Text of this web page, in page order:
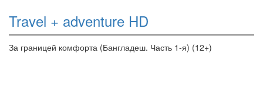
Travel + adventure HD
За границей комфорта (Бангладеш. Часть 1-я) (12+)